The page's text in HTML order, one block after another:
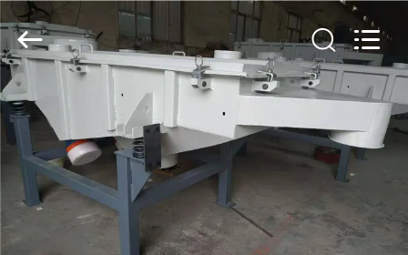
À
LA
MAISON
PRODUITS
Xinxiang
AAREAL
Machine
Co.,Ltd.
All
Rights
Reserved.